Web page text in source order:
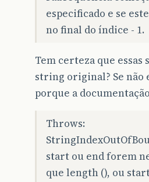
especificado e se
no final do índice - 1.
Tem certeza que essas
string original? Se
porque a
Throws:
start ou end forem
que length (), ou